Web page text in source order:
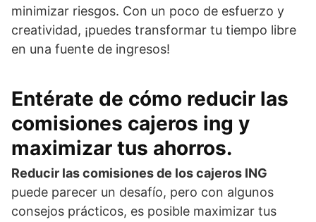
minimizar riesgos. Con un poco de esfuerzo y
creatividad, ¡puedes transformar tu tiempo libre
en una fuente de ingresos!
Entérate de cómo reducir las
comisiones cajeros ing y
maximizar tus ahorros.
Reducir las comisiones de los cajeros ING
puede parecer un desafío, pero con algunos
consejos prácticos, es posible maximizar tus